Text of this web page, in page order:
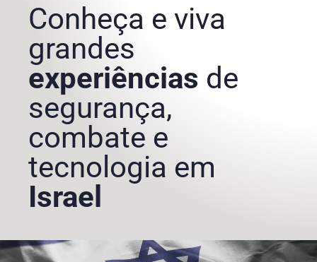
Conheça e viva
grandes
experiências de
segurança,
combate e
tecnologia em
Israel